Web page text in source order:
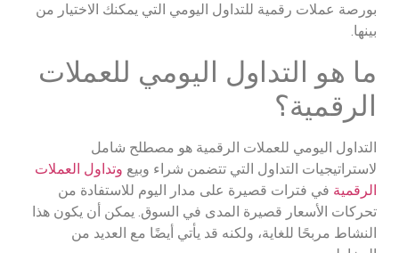
بورصة عملات رقمية للتداول اليومي التي يمكنك الاختيار من
بينها.
ما هو التداول اليومي للعملات
الرقمية؟
التداول اليومي للعملات الرقمية هو مصطلح شامل
لاستراتيجيات التداول التي تتضمن شراء وبيع وتداول العملات
الرقمية في فترات قصيرة على مدار اليوم للاستفادة من
تحركات الأسعار قصيرة المدى في السوق. يمكن أن يكون هذا
النشاط مربحًا للغاية، ولكنه قد يأتي أيضًا مع العديد من